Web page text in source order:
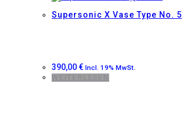
Supersonic X Vase Type No. 5
390,00€ Incl. 19% MwSt.